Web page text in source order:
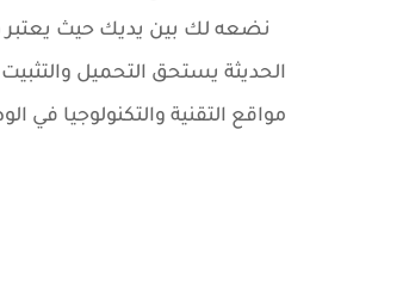
نضعه لك بين يديك حيث يعتبر
الحديثة يستحق التحميل
مواقع التقنية والتكنولوجيا في